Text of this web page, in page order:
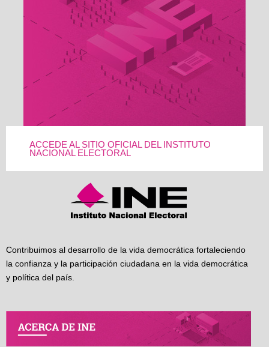
ACCEDE AL SITIO OFICIAL DEL INSTITUTO
NACIONAL ELECTORAL
Contribuimos al desarrollo de la vida democrática fortaleciendo
la confianza y la participación ciudadana en la vida democrática
y política del país.